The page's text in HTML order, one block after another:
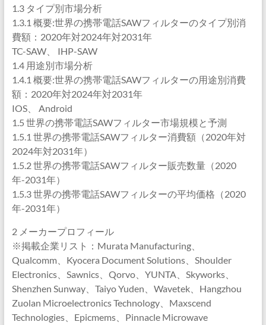
1.3 タイプ別市場分析
1.3.1 概要:世界の携帯電話SAWフィルターのタイプ別消
費額：2020年対2024年対2031年
TC-SAW、 IHP-SAW
1.4 用途別市場分析
1.4.1 概要:世界の携帯電話SAWフィルターの用途別消費
額：2020年対2024年対2031年
IOS、 Android
1.5 世界の携帯電話SAWフィルター市場規模と予測
1.5.1 世界の携帯電話SAWフィルター消費額（2020年対
2024年対2031年）
1.5.2 世界の携帯電話SAWフィルター販売数量（2020
年-2031年）
1.5.3 世界の携帯電話SAWフィルターの平均価格（2020
年-2031年）
2 メーカープロフィール
※掲載企業リスト：Murata Manufacturing、
Qualcomm、Kyocera Document Solutions、Shoulder
Electronics、Sawnics、Qorvo、YUNTA、Skyworks、
Shenzhen Sunway、Taiyo Yuden、Wavetek、Hangzhou
Zuolan Microelectronics Technology、Maxscend
Technologies、Epicmems、Pinnacle Microwave